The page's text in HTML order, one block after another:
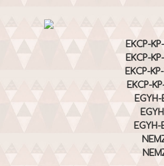
EKCP-
EKCP-
EKCP-
EKCP-
EGYH-